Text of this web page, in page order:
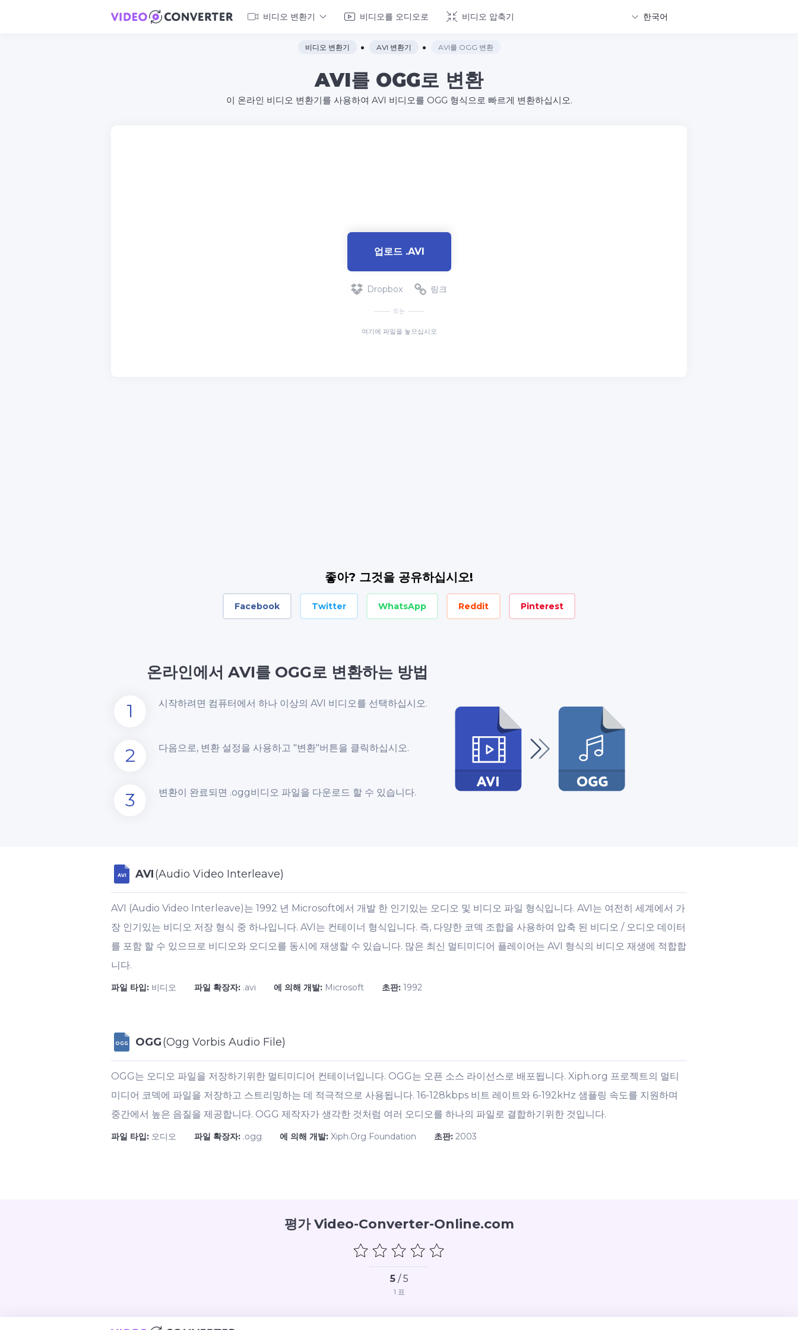
비디오 변환기 비디오를 오디오로 비디오 압축기 한국어
비디오 변환기 AVI 변환기 AVI를 OGG 변환
AVI를 OGG로 변환
이 온라인 비디오 변환기를 사용하여 AVI 비디오를 OGG 형식으로 빠르게 변환하십시오.
업로드 .AVI
Dropbox 링크
또는
여기에 파일을 놓으십시오
좋아? 그것을 공유하십시오!
Facebook Twitter WhatsApp Reddit Pinterest
온라인에서 AVI를 OGG로 변환하는 방법
1 시작하려면 컴퓨터에서 하나 이상의 AVI 비디오를 선택하십시오.
2 다음으로, 변환 설정을 사용하고 "변환"버튼을 클릭하십시오.
3 변환이 완료되면 .ogg비디오 파일을 다운로드 할 수 있습니다.
AVI AVI(Audio Video Interleave)
AVI (Audio Video Interleave)는 1992 년 Microsoft에서 개발 한 인기있는 오디오 및 비디오 파일 형식입니다. AVI는 여전히 세계에서 가
장 인기있는 비디오 저장 형식 중 하나입니다. AVI는 컨테이너 형식입니다. 즉, 다양한 코덱 조합을 사용하여 압축 된 비디오 / 오디오 데이터
를 포함 할 수 있으므로 비디오와 오디오를 동시에 재생할 수 있습니다. 많은 최신 멀티미디어 플레이어는 AVI 형식의 비디오 재생에 적합합
니다.
파일 타입: 비디오 파일 확장자: .avi 에 의해 개발: Microsoft 초판: 1992
OGG OGG(Ogg Vorbis Audio File)
OGG는 오디오 파일을 저장하기위한 멀티미디어 컨테이너입니다. OGG는 오픈 소스 라이선스로 배포됩니다. Xiph.org 프로젝트의 멀티
미디어 코덱에 파일을 저장하고 스트리밍하는 데 적극적으로 사용됩니다. 16-128kbps 비트 레이트와 6-192kHz 샘플링 속도를 지원하며
중간에서 높은 음질을 제공합니다. OGG 제작자가 생각한 것처럼 여러 오디오를 하나의 파일로 결합하기위한 것입니다.
파일 타입: 오디오 파일 확장자: .ogg 에 의해 개발: Xiph.Org Foundation 초판: 2003
평가 Video-Converter-Online.com
5/ 5
1 표